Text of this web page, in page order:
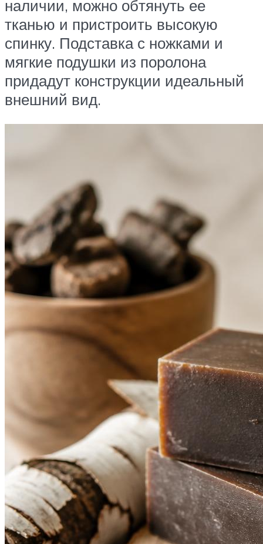
наличии, можно обтянуть ее
тканью и пристроить высокую
спинку. Подставка с ножками и
мягкие подушки из поролона
придадут конструкции идеальный
внешний вид.